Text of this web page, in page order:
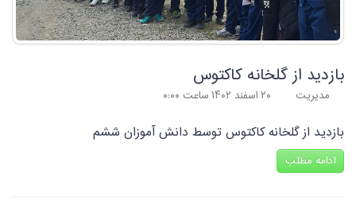
بازدید از گلخانه کاکتوس
مدیریت ۲۰ اسفند ۱۴۰۲ ساعت ۰:۰۰
بازدید از گلخانه کاکتوس توسط دانش آموزان ششم
ادامه مطلب